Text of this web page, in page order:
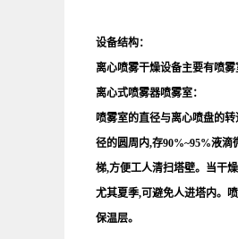
设备结构：
离心喷雾干燥设备主要有喷
离心式喷雾器喷雾室：
喷雾室的直径与离心喷盘的
径的圆周内,存90%~95%液滴
梯,方便工人清扫塔壁。当干
尤其夏季,可避免人进塔内。
保温层。